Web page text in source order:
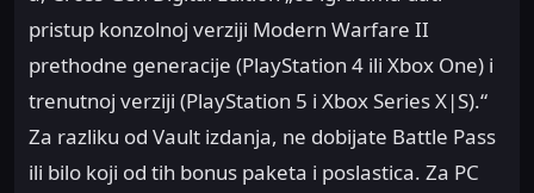
pristup konzolnoj verziji Modern Warfare II
prethodne generacije (PlayStation 4 ili Xbox One) i
trenutnoj verziji (PlayStation 5 i Xbox Series X|S).“
Za razliku od Vault izdanja, ne dobijate Battle Pass
ili bilo koji od tih bonus paketa i poslastica. Za PC